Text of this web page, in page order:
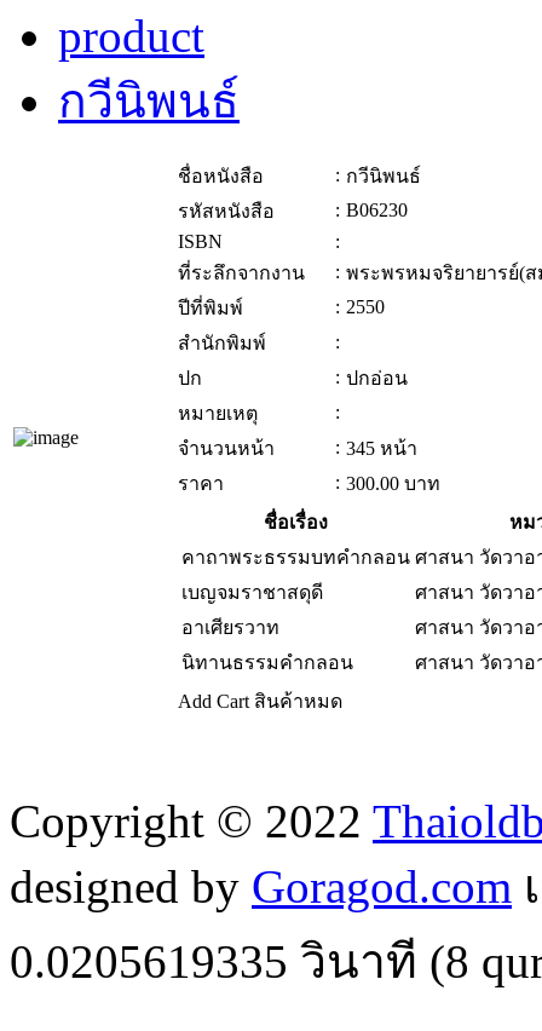
product
กวีนิพนธ์
ชื่อหนังสือ : กวีนิพนธ์
รหัสหนังสือ
: B06230
ISBN
:
ที่ระลึกจากงาน
: พระพรหมจริยายารย์(
ปีที่พิมพ์
: 2550
สำนักพิมพ์
:
ปก
: ปกอ่อน
หมายเหตุ
:
จำนวนหน้า
: 345 หน้า
ราคา
: 300.00 บาท
ชื่อเรื่อง
หม
คาถาพระธรรมบทคำกลอน ศาสนา วัดวาอ
เบญจมราชาสดุดี
ศาสนา วัดวาอ
อาเศียรวาท
ศาสนา วัดวาอ
นิทานธรรมคำกลอน
ศาสนา วัดวาอ
Add Cart สินค้าหมด
Copyright © 2022
designed by Goragod.com
0.0205619335 วินาที (8